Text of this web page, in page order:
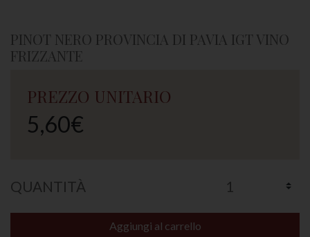
PINOT NERO PROVINCIA DI PAVIA IGT VINO
FRIZZANTE
PREZZO UNITARIO
5,60€
QUANTITÀ
Aggiungi al carrello